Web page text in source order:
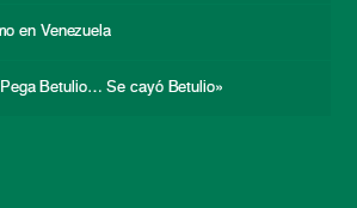
en Venezuela
Betulio… Se cayó Betulio»